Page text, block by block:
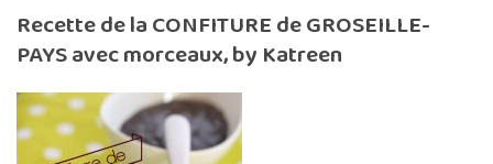
Recette de la CONFITURE de GROSEILLE-
PAYS avec morceaux, by Katreen